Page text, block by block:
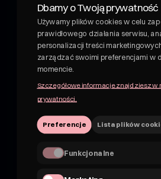
Dbamy o Twoją prywatność
Używamy plików cookies w celu
prawidłowego działania serwisu,
personalizacji treści
zarządzać swoimi preferencjami w
momencie.
Szczegółowe informacje znajdziesz w
prywatności.
Preferencje Lista plików
Funkcjonalne
Shroom - napój wellness z grzybami
Funkcjonalny napój z grzybami
rośliny w pysznych, owocowych
nie piwo.
NIP 7162830959
hii@shroom4you.com
Na skróty
O shroomie